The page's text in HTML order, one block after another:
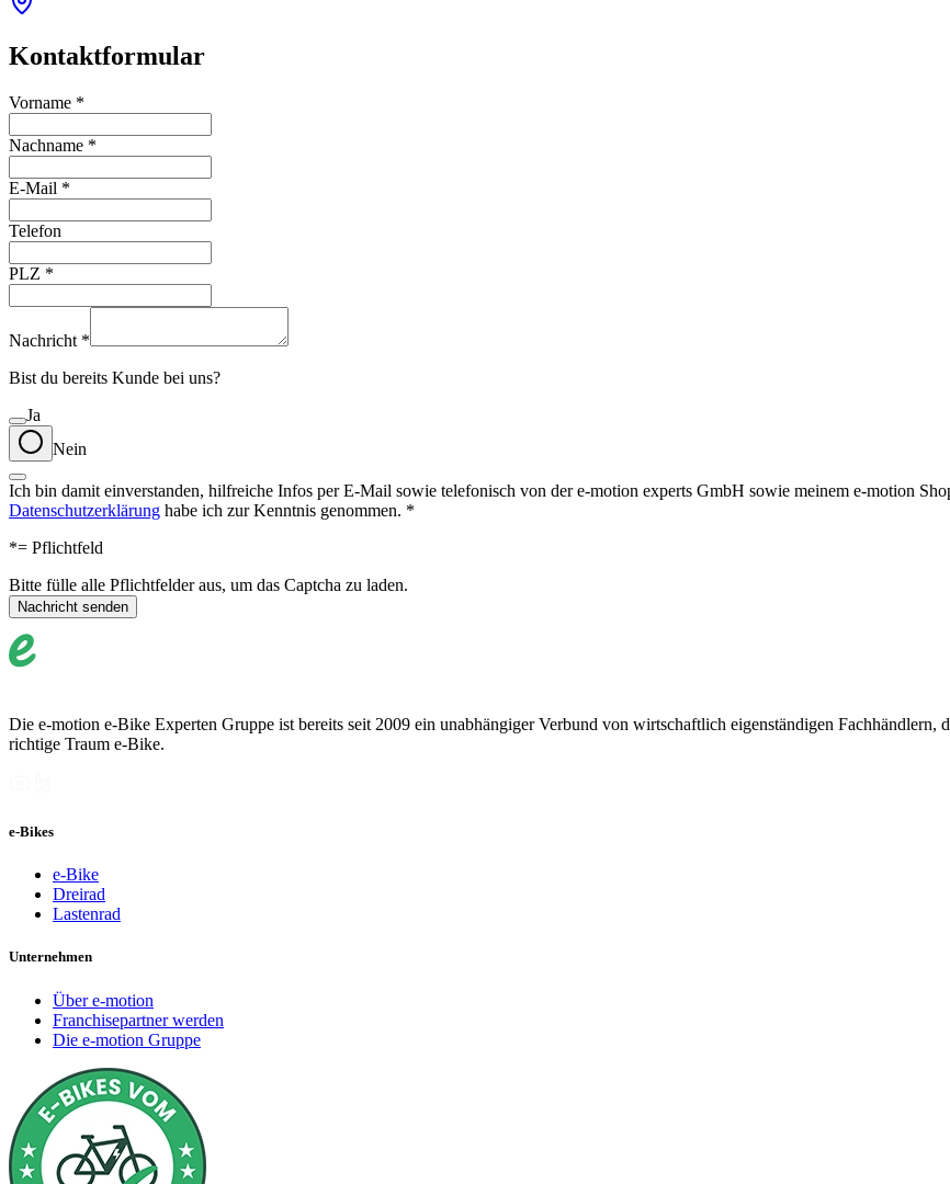
Kontaktformular
Vorname *
Nachname *
E-Mail *
Telefon
PLZ *
Nachricht *
Bist du bereits Kunde bei uns?
Ja
Nein
Ich bin damit einverstanden, hilfreiche Infos per E-Mail sowie telefonisch von der e-motion experts GmbH sowie meinem e-motion
Datenschutzerklärung habe ich zur Kenntnis genommen. *
*= Pflichtfeld
Bitte fülle alle Pflichtfelder aus, um das Captcha zu laden.
Nachricht senden
Die e-motion e-Bike Experten Gruppe ist bereits seit 2009 ein unabhängiger Verbund von wirtschaftlich eigenständigen
richtige Traum e-Bike.
e-Bikes
e-Bike
Dreirad
Lastenrad
Unternehmen
Über e-motion
Franchisepartner werden
Die e-motion Gruppe